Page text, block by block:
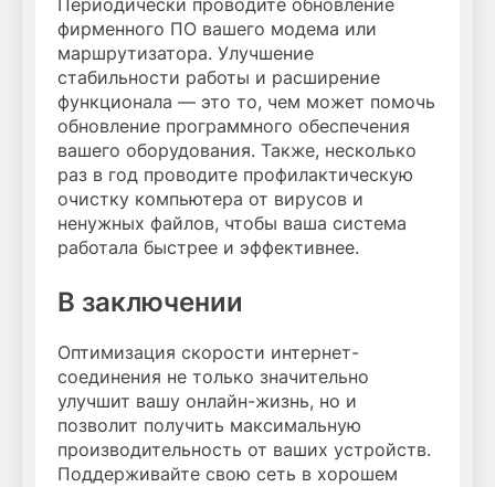
Периодически проводите обновление
фирменного ПО вашего модема или
маршрутизатора. Улучшение
стабильности работы и расширение
функционала — это то, чем может помочь
обновление программного обеспечения
вашего оборудования. Также, несколько
раз в год проводите профилактическую
очистку компьютера от вирусов и
ненужных файлов, чтобы ваша система
работала быстрее и эффективнее.
В заключении
Оптимизация скорости интернет-
соединения не только значительно
улучшит вашу онлайн-жизнь, но и
позволит получить максимальную
производительность от ваших устройств.
Поддерживайте свою сеть в хорошем